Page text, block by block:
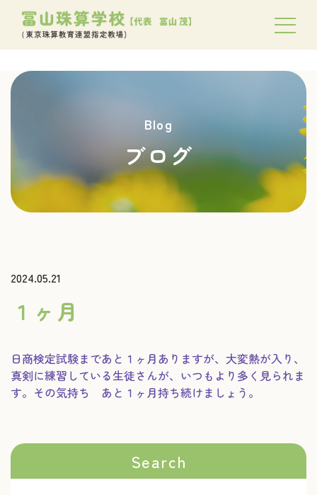
Blog
ブログ
2024.05.21
１ヶ月
日商検定試験まであと１ヶ月ありますが、大変熱が入り、
真剣に練習している生徒さんが、いつもより多く見られま
す。その気持ち あと１ヶ月持ち続けましょう。
Search